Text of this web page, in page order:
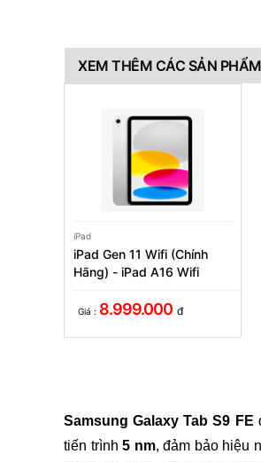
XEM THÊM CÁC SẢN
iPad
iPad Gen 11 Wifi (Chính
Hãng) - iPad A16 Wifi
Giá : 8.999.000 đ
Samsung Galaxy Tab S9 FE
tiến trình5 nm, đảm bảo hiệu